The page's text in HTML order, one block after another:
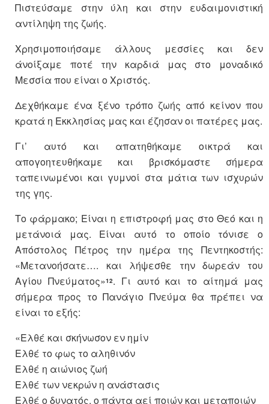
Πιστεύσαμε στην ύλη και στην ευδαιμονιστική
αντίληψη της ζωής.
Χρησιμοποιήσαμε άλλους μεσσίες και δεν
άνοίξαμε ποτέ την καρδιά μας στο μοναδικό
Μεσσία που είναι ο Χριστός.
Δεχθήκαμε ένα ξένο τρόπο ζωής από κείνον που
κρατά η Εκκλησίας μας και έζησαν οι πατέρες μας.
Γι’ αυτό και απατηθήκαμε οικτρά και
απογοητευθήκαμε και βρισκόμαστε σήμερα
ταπεινωμένοι και γυμνοί στα μάτια των ισχυρών
της γης.
Το φάρμακο; Είναι η επιστροφή μας στο Θεό και η
μετάνοιά μας. Είναι αυτό το οποίο τόνισε ο
Απόστολος Πέτρος την ημέρα της Πεντηκοστής:
«Μετανοήσατε…. και λήψεσθε την δωρεάν του
Αγίου Πνεύματος»12. Γι αυτό και το αίτημά μας
σήμερα προς το Πανάγιο Πνεύμα θα πρέπει να
είναι το εξής:
«Ελθέ και σκήνωσον εν ημίν
Ελθέ το φως το αληθινόν
Ελθέ η αιώνιος ζωή
Ελθέ των νεκρών η ανάστασις
Ελθέ ο δυνατός, ο πάντα αεί ποιών και μεταποιών